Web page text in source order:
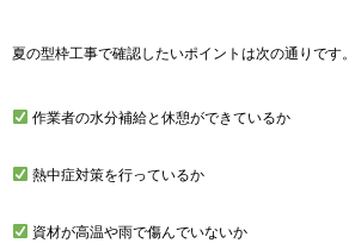
夏の型枠工事で確認したいポイントは次の通りです。
作業者の水分補給と休憩ができているか
熱中症対策を行っているか
資材が高温や雨で傷んでいないか